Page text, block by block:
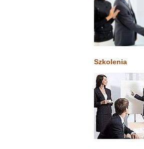
Szkolenia